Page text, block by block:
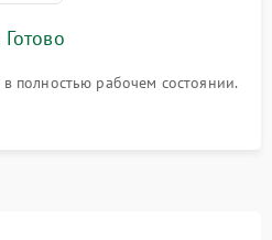
Готово
полностью рабочем состоянии.